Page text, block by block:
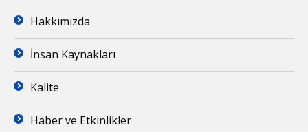
Hakkımızda
İnsan Kaynakları
Kalite
Haber ve Etkinlikler